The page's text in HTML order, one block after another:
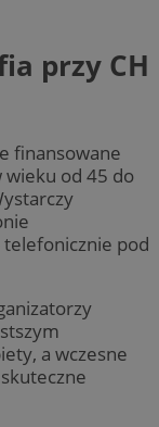
przy CH
finansowane
wieku od 45 do
pod
a wczesne